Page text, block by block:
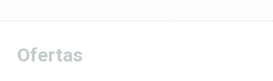
Ofertas